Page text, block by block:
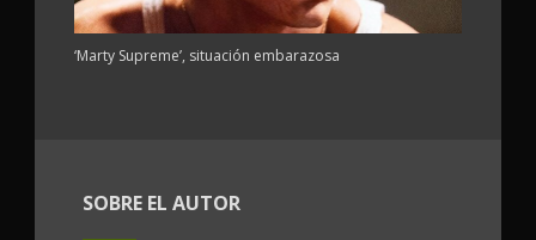
‘Marty Supreme’, situación embarazosa
SOBRE EL AUTOR